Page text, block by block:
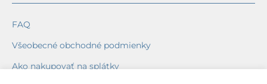
FAQ
Všeobecné obchodné podmienky
Ako nakupovať na splátky